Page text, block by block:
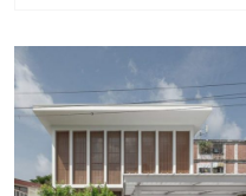
ปากช่อง จังหวัดนครราชสี
ขึ้นด้วยวัตถุประสงค์เป็นส่
ครอบครัวแม้จะอยู่ท่ามกล
บางนาในกรุงเทพมหานคร
DIRECTORYออกแบบ:
ในพื้นที่ใจกลางเมือง ประ